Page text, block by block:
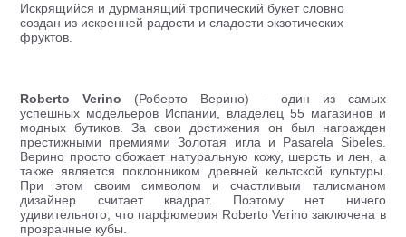
Искрящийся и дурманящий тропический букет словно
создан из искренней радости и сладости экзотических
фруктов.
Roberto Verino (Роберто Верино) – один из самых
успешных модельеров Испании, владелец 55 магазинов и
модных бутиков. За свои достижения он был награжден
престижными премиями Золотая игла и Pasarela Sibeles.
Верино просто обожает натуральную кожу, шерсть и лен, а
также является поклонником древней кельтской культуры.
При этом своим символом и счастливым талисманом
дизайнер считает квадрат. Поэтому нет ничего
удивительного, что парфюмерия Roberto Verino заключена в
прозрачные кубы.